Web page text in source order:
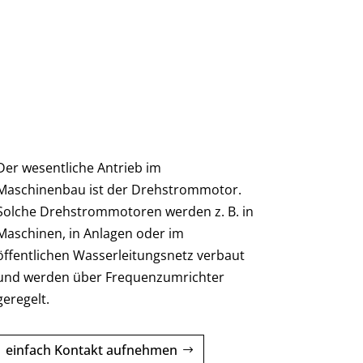
wesentliche Antrieb im
ist der Drehstrommotor.
Drehstrommotoren werden z. B. in
in Anlagen oder im
Wasserleitungsnetz verbaut
werden über Frequenzumrichter
einfach Kontakt aufnehmen